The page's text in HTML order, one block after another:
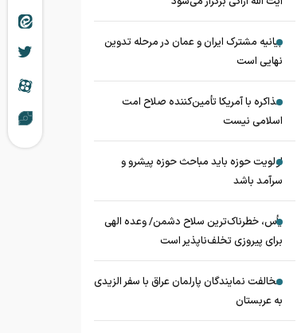
بیانیه مشترک ایران و عمان در مرحله تدوین
نهایی است
مذاکره با آمریکا تأمین‌کننده صلاح امت
اسلامی نیست
اولویت حوزه باید مباحث حوزه پیشرو و
سرآمد باشد
یأس، خطرناک‌ترین سلاح دشمن/ وعده الهی
برای پیروزی تخلف‌ناپذیر است
مخالفت نمایندگان پارلمان عراق با سفر الزیدی
به عربستان